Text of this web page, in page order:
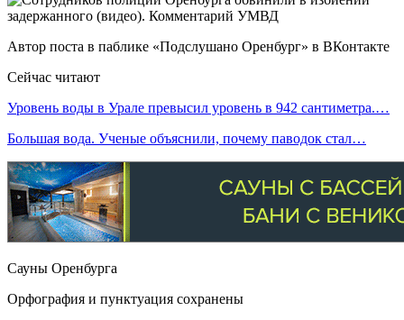
Автор поста в паблике «Подслушано Оренбург» в ВКонтакте
Сейчас читают
Уровень воды в Урале превысил уровень в 942 сантиметра.…
Большая вода. Ученые объяснили, почему паводок стал…
Сауны Оренбурга
Орфография и пунктуация сохранены